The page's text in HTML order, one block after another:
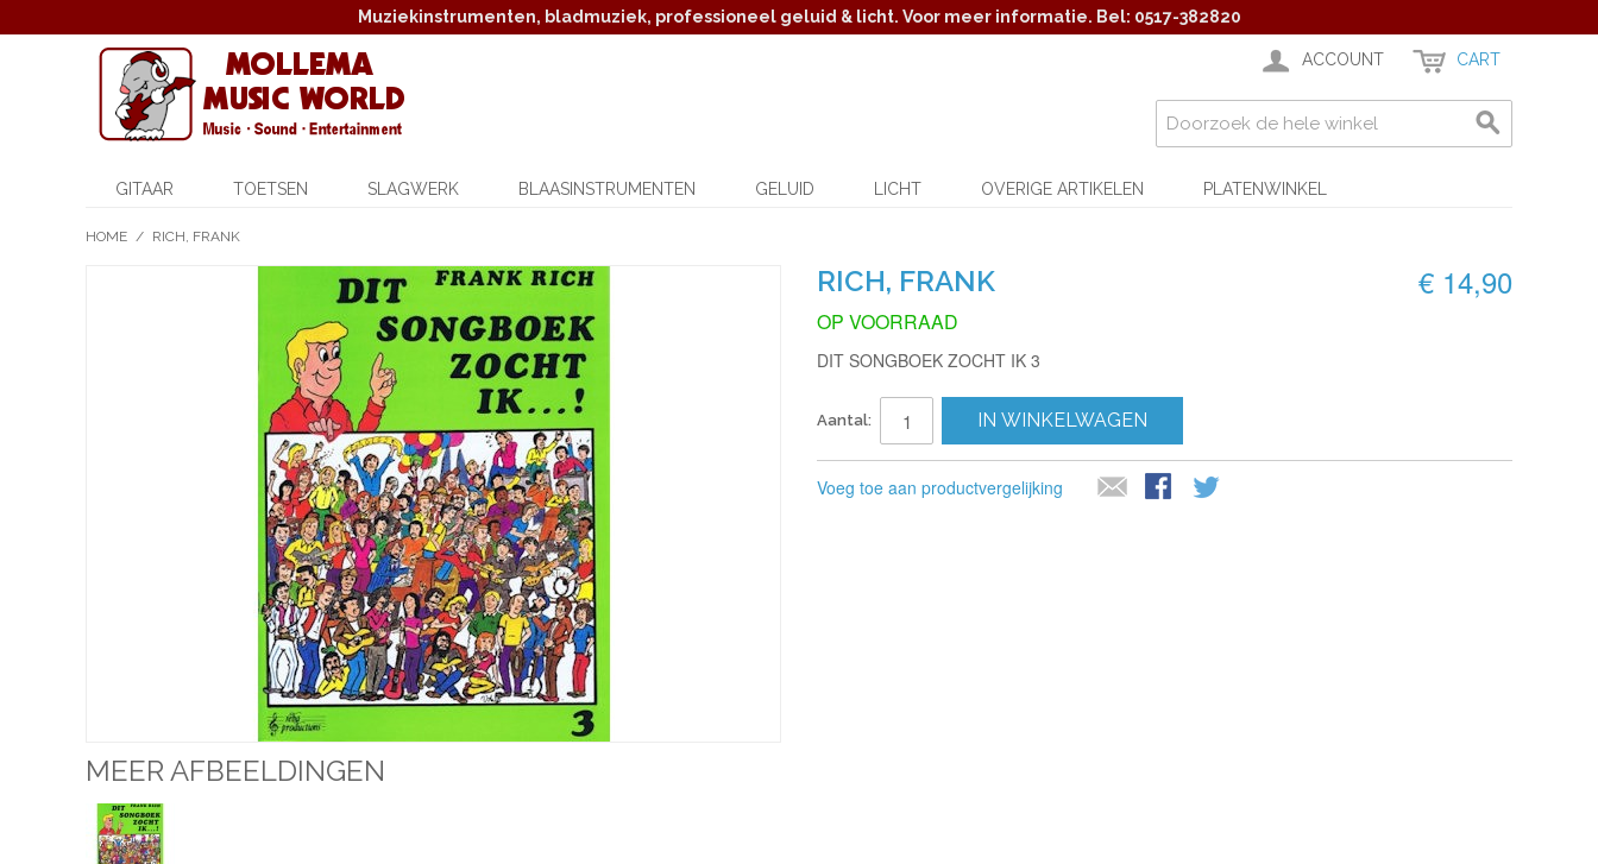
Muziekinstrumenten, bladmuziek, professioneel geluid & licht. Voor meer informatie. Bel: 0517-382820
ACCOUNT CART
GITAAR TOETSEN SLAGWERK BLAASINSTRUMENTEN GELUID LICHT OVERIGE ARTIKELEN PLATENWINKEL
HOME / RICH, FRANK
MEER AFBEELDINGEN
RICH, FRANK € 14,90
OP VOORRAAD
DIT SONGBOEK ZOCHT IK 3
Aantal: IN WINKELWAGEN
Voeg toe aan productvergelijking